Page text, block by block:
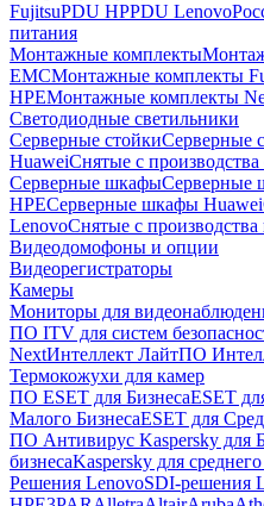
FujitsuPDU HPPDU Lenovo
питания
Монтажные комплекты
EMCМонтажные комплекты
HPEМонтажные комплекты
Светодиодные светильники
Серверные стойкиСерверные
HuaweiСнятые с производства
Серверные шкафыСерверные
HPEСерверные шкафы Huawei
LenovoСнятые с
Видеодомофоны и опции
Видеорегистраторы
Камеры
Мониторы для
ПО ITV для систем
NextИнтеллект ЛайтПО
Термокожухи для камер
ПО ESET для БизнесаESET
Малого БизнесаESET для
ПО Антивирус Kaspersky для
бизнесаKaspersky для
Решения LenovoSDI-решения